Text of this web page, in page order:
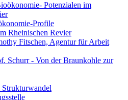
Potenzialen im
Profile
Rheinischen Revier
Fitschen, Agentur für Arbeit
Schurr - Von der Braunkohle zur